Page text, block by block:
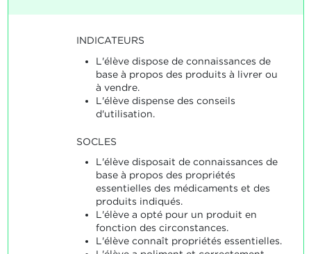
INDICATEURS
L'élève dispose de connaissances de
base à propos des produits à livrer ou
à vendre.
L'élève dispense des conseils
d'utilisation.
SOCLES
L'élève disposait de connaissances de
base à propos des propriétés
essentielles des médicaments et des
produits indiqués.
L'élève a opté pour un produit en
fonction des circonstances.
L'élève connaît propriétés essentielles.